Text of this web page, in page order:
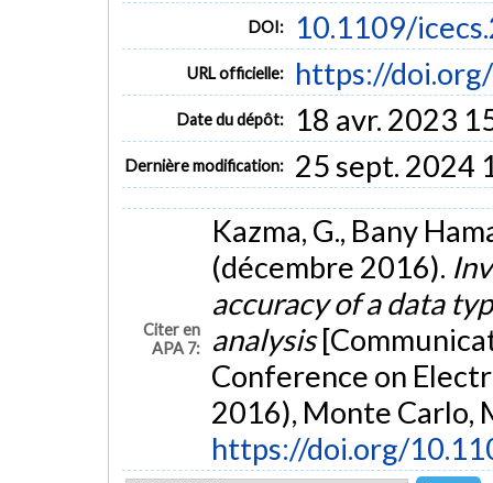
DOI: 10.1109/
URL officielle: https://
Date du dépôt: 18 avr. 2023
Dernière modification: 25 sept. 2024
Citer en
APA 7:
Kazma, G., Bany
(décembre 2016).
accuracy of a data
analysis
Conference on
2016), Monte Carlo,
https://doi.org/